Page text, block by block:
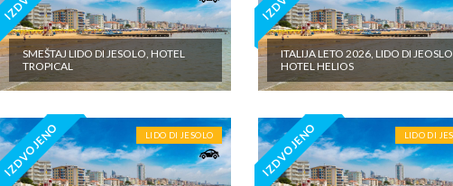
SMEŠTAJ LIDO DI JESOLO, HOTEL
TROPICAL
ITALIJA LETO 2026, LIDO DI
HOTEL HELIOS
IZDVOJENO LIDO DI JESOLO IZDVOJENO LIDO DI